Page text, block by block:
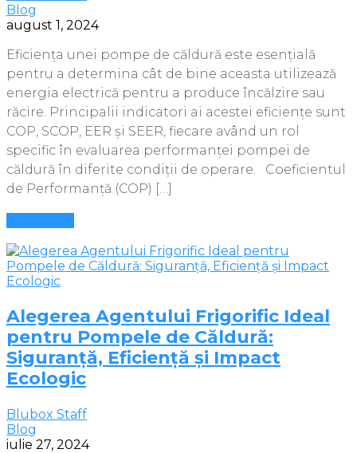
Blog
august 1, 2024
Eficiența unei pompe de căldură este esențială
pentru a determina cât de bine aceasta utilizează
energia electrică pentru a produce încălzire sau
răcire. Principalii indicatori ai acestei eficiențe sunt
COP, SCOP, EER și SEER, fiecare având un rol
specific în evaluarea performanței pompei de
căldură în diferite condiții de operare. Coeficientul
de Performanță (COP) […]
Alegerea Agentului Frigorific Ideal
pentru Pompele de Căldură:
Siguranță, Eficiență și Impact
Ecologic
Blubox Staff
Blog
iulie 27, 2024